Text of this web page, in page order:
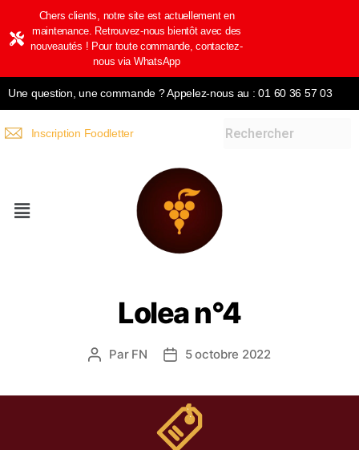
Chers clients, notre site est actuellement en
maintenance. Retrouvez-nous bientôt avec des
nouveautés ! Pour toute commande, contactez-
nous via WhatsApp
Une question, une commande ? Appelez-nous au : 01 60 36 57 03
Inscription Foodletter
Lolea n°4
Par FN 5 octobre 2022